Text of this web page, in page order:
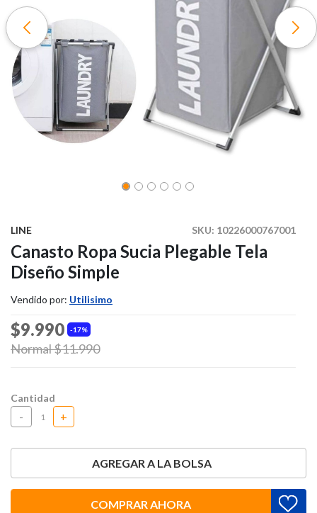
SKU: 10226000767001
LINE
Canasto Ropa Sucia Plegable Tela
Diseño Simple
Vendido por: Utilisimo
17%
$9.990
Price reduced from
Normal $11.990to
Cantidad
- +
AGREGAR A LA BOLSA
COMPRAR AHORA